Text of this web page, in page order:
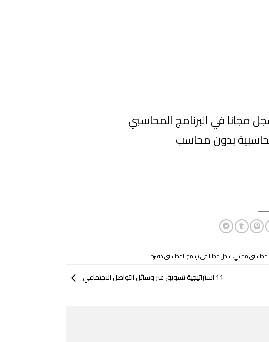
مجانا في البرنامج المحاسبي
بدون محاسب
محاسبي مجاني،سجل مجانا في برنامج المحاسبي دفترة.
11 استراتيجية تسويق عبر وسائل التواصل الاجتماعي